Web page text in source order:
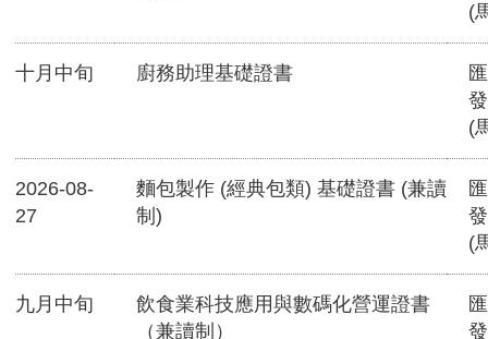
(
十月中旬 廚務助理基礎證書
(
2026-08-
27
麵包製作 (經典包類) 基礎證書 (兼讀
制)
(
九月中旬
飲食業科技應用與數碼化營運證書
（兼讀制）